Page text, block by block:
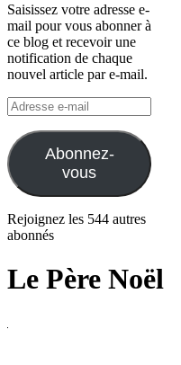
Saisissez votre adresse e-
mail pour vous abonner à
ce blog et recevoir une
notification de chaque
nouvel article par e-mail.
Adresse
e-
mail
Abonnez-
vous
Rejoignez les 544 autres
abonnés
Le Père Noël